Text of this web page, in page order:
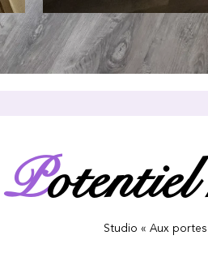
Studio « Aux
P